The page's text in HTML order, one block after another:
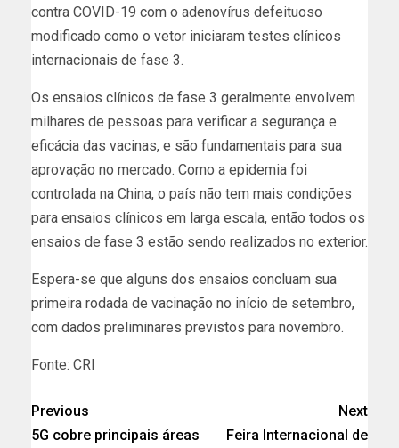
contra COVID-19 com o adenovírus defeituoso
modificado como o vetor iniciaram testes clínicos
internacionais de fase 3.
Os ensaios clínicos de fase 3 geralmente envolvem
milhares de pessoas para verificar a segurança e
eficácia das vacinas, e são fundamentais para sua
aprovação no mercado. Como a epidemia foi
controlada na China, o país não tem mais condições
para ensaios clínicos em larga escala, então todos os
ensaios de fase 3 estão sendo realizados no exterior.
Espera-se que alguns dos ensaios concluam sua
primeira rodada de vacinação no início de setembro,
com dados preliminares previstos para novembro.
Fonte: CRI
Previous
5G cobre principais áreas
Next
Feira Internacional de